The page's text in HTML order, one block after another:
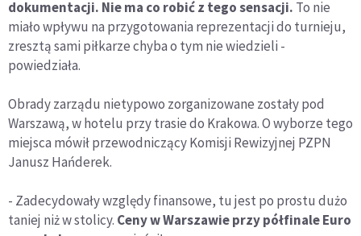
dokumentacji. Nie ma co robić z tego sensacji. To nie
miało wpływu na przygotowania reprezentacji do turnieju,
zresztą sami piłkarze chyba o tym nie wiedzieli -
powiedziała.
Obrady zarządu nietypowo zorganizowane zostały pod
Warszawą, w hotelu przy trasie do Krakowa. O wyborze tego
miejsca mówił przewodniczący Komisji Rewizyjnej PZPN
Janusz Hańderek.
- Zadecydowały względy finansowe, tu jest po prostu dużo
taniej niż w stolicy. Ceny w Warszawie przy półfinale Euro